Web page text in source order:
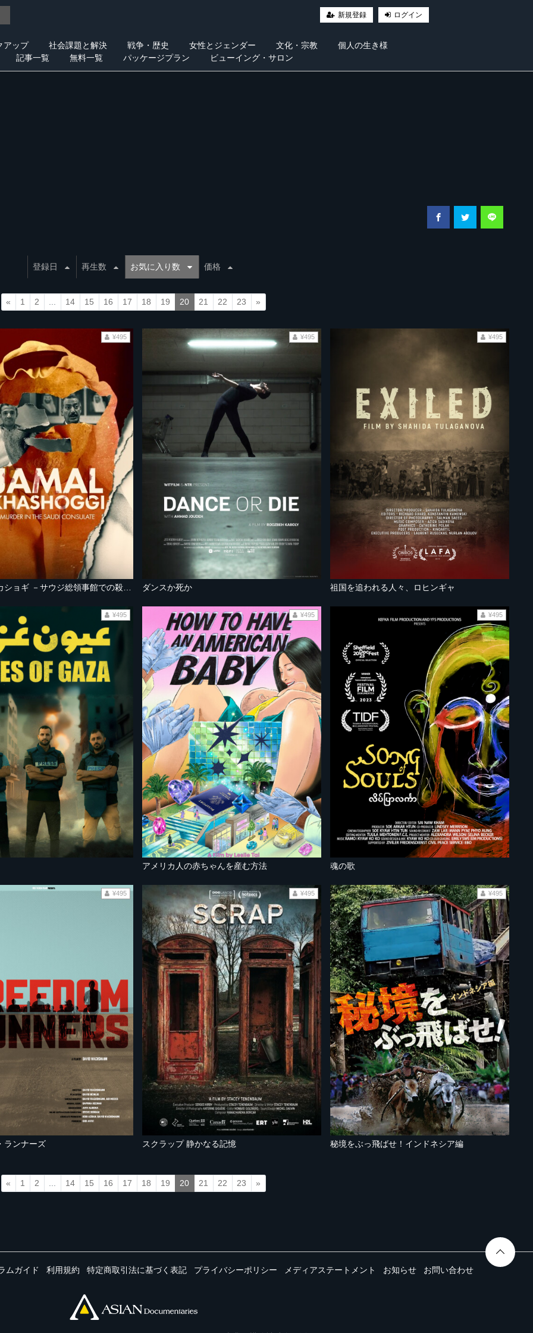
新規登録 ログイン
アップ 社会課題と解決 戦争・歴史 女性とジェンダー 文化・宗教
個人の生き様
記事一覧
無料一覧 パッケージプラン ビューイング・サロン
登録日 再生数 お気に入り数 価格
« 1 2 14 15 16 17 18 19 20 21 22 23 »
ジャマル・カショギ －サウジ総領事館での殺人－
¥495
ダンスか死か
¥495
祖国を追われる人々、ロヒンギャ
¥495
¥495
アメリカ人の赤ちゃんを産む方法
¥495
魂の歌
¥495
ランナーズ
¥495
スクラップ 静かなる記憶
¥495
秘境をぶっ飛ばせ！インドネシア編
¥495
« 1 2 14 15 16 17 18 19 20 21 22 23 »
ムガイド 利用規約 特定商取引法に基づく表記 プライバシーポリシー メディアステートメント お知らせ お問い合わせ